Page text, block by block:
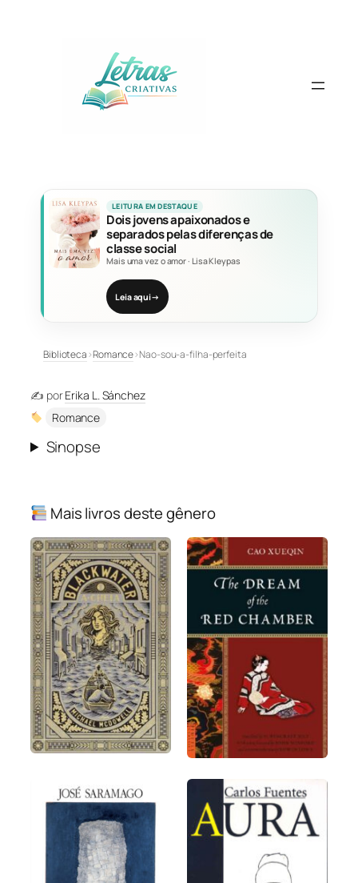
LEITURA EM DESTAQUE
Dois jovens apaixonados e
separados pelas diferenças de
classe social
Mais uma vez o amor· Lisa Kleypas
Leia aqui→
Biblioteca›Romance›Nao-sou-a-filha-perfeita
✍️ porErika L. Sánchez
Romance
Sinopse
Mais livros deste gênero